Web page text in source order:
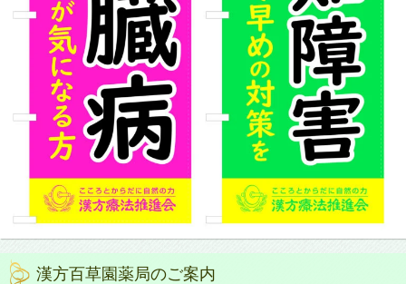
漢方百草園薬局のご案内